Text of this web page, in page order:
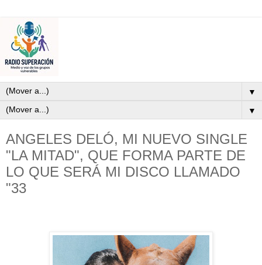
▼
▼
ANGELES DELÓ, MI NUEVO SINGLE
"LA MITAD", QUE FORMA PARTE DE
LO QUE SERÁ MI DISCO LLAMADO
"33